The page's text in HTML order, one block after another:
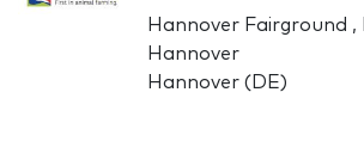
Hannover Fairground ,
Hannover
Hannover (DE)